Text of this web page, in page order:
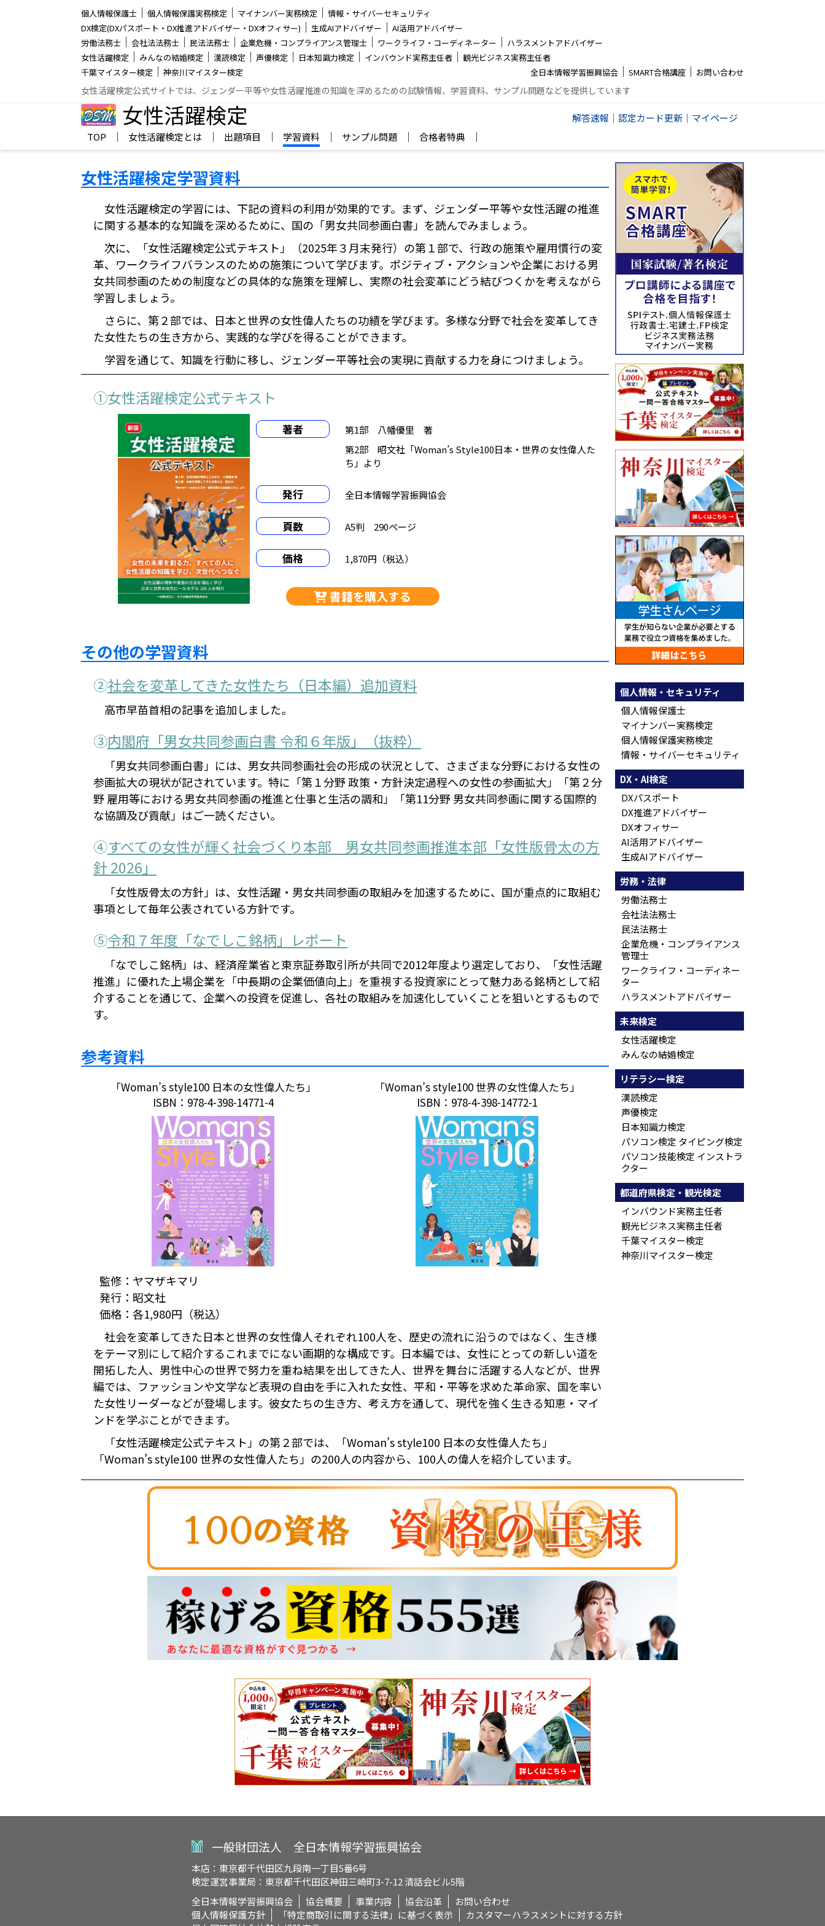
個人情報保護士 │ 個人情報保護実務検定 │ マイナンバー実務検定 │ 情報・サイバーセキュリティ
DX検定(DXパスポート・DX推進アドバイザー・DXオフィサー) │ 生成AIアドバイザー │ AI活用アドバイザー
労働法務士 │ 会社法法務士 │ 民法法務士 │ 企業危機・コンプライアンス管理士 │ ワークライフ・コーディネーター │ ハラスメントアドバイザー
女性活躍検定 │ みんなの結婚検定 │ 漢読検定 │ 声優検定 │ 日本知識力検定 │ インバウンド実務主任者 │ 観光ビジネス実務主任者
千葉マイスター検定 │ 神奈川マイスター検定 全日本情報学習振興協会 │ SMART合格講座 │ お問い合わせ
女性活躍検定公式サイトでは、ジェンダー平等や女性活躍推進の知識を深めるための試験情報、学習資料、サンプル問題などを提供しています
女性活躍検定 解答速報 │ 認定カード更新 │ マイページ
TOP
│ 女性活躍検定とは │ 出題項目 │ 学習資料 │ サンプル問題 │ 合格者特典 │
女性活躍検定学習資料
女性活躍検定の学習には、下記の資料の利用が効果的です。まず、ジェンダー平等や女性活躍の推進
に関する基本的な知識を深めるために、国の「男女共同参画白書」を読んでみましょう。
次に、「女性活躍検定公式テキスト」（2025年３月末発行）の第１部で、行政の施策や雇用慣行の変
革、ワークライフバランスのための施策について学びます。ポジティブ・アクションや企業における男
女共同参画のための制度などの具体的な施策を理解し、実際の社会変革にどう結びつくかを考えながら
学習しましょう。
さらに、第２部では、日本と世界の女性偉人たちの功績を学びます。多様な分野で社会を変革してき
た女性たちの生き方から、実践的な学びを得ることができます。
学習を通じて、知識を行動に移し、ジェンダー平等社会の実現に貢献する力を身につけましょう。
①女性活躍検定公式テキスト
著者
第1部 八幡優里 著
第2部 昭文社「Woman’s Style100日本・世界の女性偉人た
ち」より
発行 全日本情報学習振興協会
頁数 A5判 290ページ
価格 1,870円（税込）
書籍を購入する
その他の学習資料
②社会を変革してきた女性たち（日本編）追加資料
高市早苗首相の記事を追加しました。
③内閣府「男女共同参画白書 令和６年版」（抜粋）
「男女共同参画白書」には、男女共同参画社会の形成の状況として、さまざまな分野における女性の
参画拡大の現状が記されています。特に「第１分野 政策・方針決定過程への女性の参画拡大」「第２分
野 雇用等における男女共同参画の推進と仕事と生活の調和」「第11分野 男女共同参画に関する国際的
な協調及び貢献」はご一読ください。
④すべての女性が輝く社会づくり本部 男女共同参画推進本部「女性版骨太の方
針 2026」
「女性版骨太の方針」は、女性活躍・男女共同参画の取組みを加速するために、国が重点的に取組む
事項として毎年公表されている方針です。
⑤令和７年度「なでしこ銘柄」レポート
「なでしこ銘柄」は、経済産業省と東京証券取引所が共同で2012年度より選定しており、「女性活躍
推進」に優れた上場企業を「中長期の企業価値向上」を重視する投資家にとって魅力ある銘柄として紹
介することを通じて、企業への投資を促進し、各社の取組みを加速化していくことを狙いとするもので
す。
参考資料
「Woman’s style100 日本の女性偉人たち」
ISBN：978-4-398-14771-4
「Woman’s style100 世界の女性偉人たち」
ISBN：978-4-398-14772-1
監修：ヤマザキマリ
発行：昭文社
価格：各1,980円（税込）
社会を変革してきた日本と世界の女性偉人それぞれ100人を、歴史の流れに沿うのではなく、生き様
をテーマ別にして紹介するこれまでにない画期的な構成です。日本編では、女性にとっての新しい道を
開拓した人、男性中心の世界で努力を重ね結果を出してきた人、世界を舞台に活躍する人などが、世界
編では、ファッションや文学など表現の自由を手に入れた女性、平和・平等を求めた革命家、国を率い
た女性リーダーなどが登場します。彼女たちの生き方、考え方を通して、現代を強く生きる知恵・マイ
ンドを学ぶことができます。
「女性活躍検定公式テキスト」の第２部では、「Woman’s style100 日本の女性偉人たち」
「Woman’s style100 世界の女性偉人たち」の200人の内容から、100人の偉人を紹介しています。
個人情報・セキュリティ
個人情報保護士
マイナンバー実務検定
個人情報保護実務検定
情報・サイバーセキュリティ
DX・AI検定
DXパスポート
DX推進アドバイザー
DXオフィサー
AI活用アドバイザー
生成AIアドバイザー
労務・法律
労働法務士
会社法法務士
民法法務士
企業危機・コンプライアンス
管理士
ワークライフ・コーディネー
ター
ハラスメントアドバイザー
未来検定
女性活躍検定
みんなの結婚検定
リテラシー検定
漢読検定
声優検定
日本知識力検定
パソコン検定 タイピング検定
パソコン技能検定 インストラ
クター
都道府県検定・観光検定
インバウンド実務主任者
観光ビジネス実務主任者
千葉マイスター検定
神奈川マイスター検定
一般財団法人 全日本情報学習振興協会
本店：東京都千代田区九段南一丁目5番6号
検定運営事業局：東京都千代田区神田三崎町3-7-12 清話会ビル5階
全日本情報学習振興協会
協会概要 事業内容 協会沿革
お問い合わせ
個人情報保護方針
「特定商取引に関する法律」に基づく表示
カスタマーハラスメントに対する方針